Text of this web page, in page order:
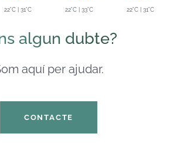
22°C | 31°C 22°C | 33°C 22°C | 31°C
algun dubte?
aquí per ajudar.
CONTACTE